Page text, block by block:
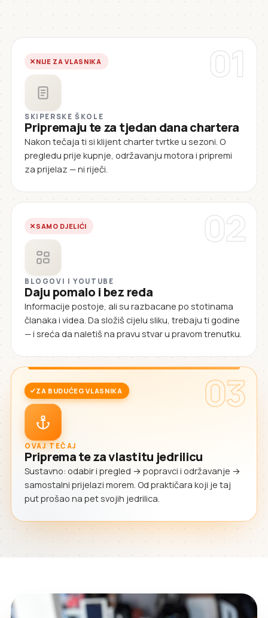
01
NIJE ZA VLASNIKA
SKIPERSKE ŠKOLE
Pripremaju te za tjedan dana chartera
Nakon tečaja ti si klijent charter tvrtke u sezoni. O
pregledu prije kupnje, održavanju motora i pripremi
za prijelaz — ni riječi.
02
SAMO DJELIĆI
BLOGOVI I YOUTUBE
Daju pomalo i bez reda
Informacije postoje, ali su razbacane po stotinama
članaka i videa. Da složiš cijelu sliku, trebaju ti godine
— i sreća da naletiš na pravu stvar u pravom trenutku.
03
ZA BUDUĆEG VLASNIKA
OVAJ TEČAJ
Priprema te za vlastitu jedrilicu
Sustavno: odabir i pregled → popravci i održavanje →
samostalni prijelazi morem. Od praktičara koji je taj
put prošao na pet svojih jedrilica.